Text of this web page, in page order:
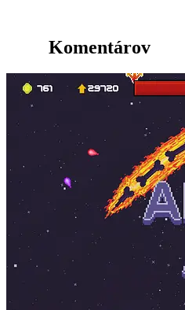
Komentárov